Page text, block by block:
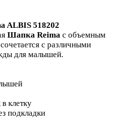
ALBIS 518202
Шапка Reima с объемным
с различными
для малышей.
клетку
подкладки